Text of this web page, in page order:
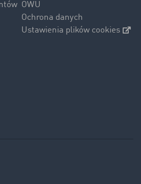
OWU
Ochrona danych
Ustawienia plików cookies